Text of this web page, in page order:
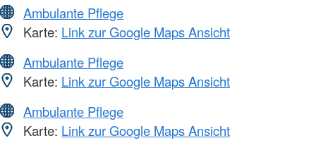
Ambulante Pflege
Karte: Link zur Google Maps Ansicht
Ambulante Pflege
Karte: Link zur Google Maps Ansicht
Ambulante Pflege
Karte: Link zur Google Maps Ansicht